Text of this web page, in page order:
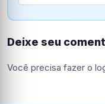
Deixe seu
Você precisa fazer o